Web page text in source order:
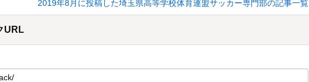
2019年8月に投稿した埼玉県高等学校体育連盟サッカー専門部の記事一覧
URL